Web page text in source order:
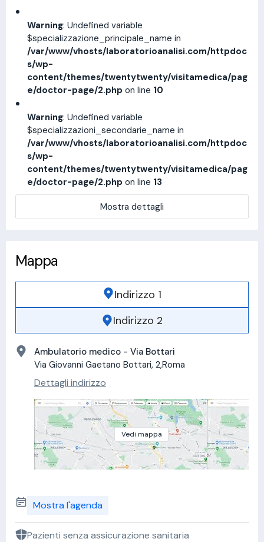
Warning: Undefined variable
$specializzazione_principale_name in
/var/www/vhosts/laboratorioanalisi.com/httpdoc
s/wp-
content/themes/twentytwenty/visitamedica/pag
e/doctor-page/2.php on line 10
Warning: Undefined variable
$specializzazioni_secondarie_name in
/var/www/vhosts/laboratorioanalisi.com/httpdoc
s/wp-
content/themes/twentytwenty/visitamedica/pag
e/doctor-page/2.php on line 13
Mostra dettagli
Mappa
Indirizzo 1
Indirizzo 2
Ambulatorio medico - Via Bottari
Via Giovanni Gaetano Bottari, 2,Roma
Dettagli indirizzo
Vedi mappa
Mostra l'agenda
Pazienti senza assicurazione sanitaria